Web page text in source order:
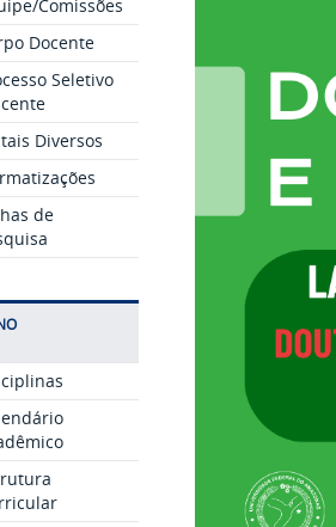
Comissões
Docente
Seletivo
Diversos
de